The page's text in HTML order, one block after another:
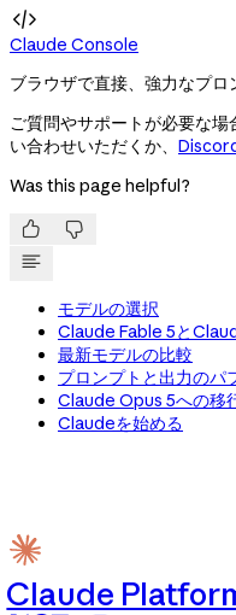

Claude Console
ブラウザで直接、強力なプロ
ご質問やサポートが必要な場
い合わせいただくか、
Was this page helpful?
 
モデルの選択
Claude Fable 5と
最新モデルの比較
プロンプトと出力のパ
Claude Opus 5への移
Claudeを始める
Claude